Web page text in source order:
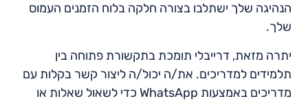
הנהיגה שלך ישתלבו בצורה חלקה בלוח הזמנים העמוס
שלך.
יתרה מזאת, דרייבלי תומכת בתקשורת פתוחה בין
תלמידים למדריכים. את/ה יכול/ה ליצור קשר בקלות עם
מדריכים באמצעות WhatsApp כדי לשאול שאלות או